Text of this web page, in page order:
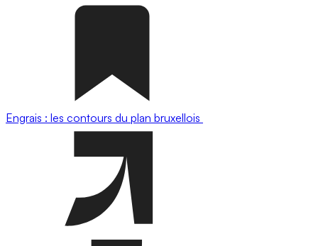
Engrais : les contours du plan bruxellois